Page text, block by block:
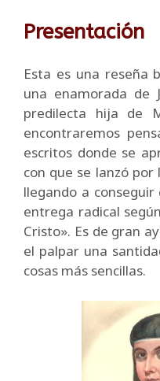
Presentación
Esta es una reseña
una enamorada de
predilecta hija de
encontraremos
escritos donde se
con que se lanzó
llegando a
entrega radical
Cristo». Es de gran
el palpar una
cosas más sencillas.